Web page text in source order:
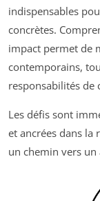
indispensables
concrètes.
impact permet de
contemporains,
responsabilités de
Les défis sont
et ancrées dans la
un chemin vers